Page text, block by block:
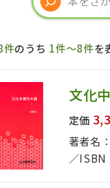
本
日
表
策
件のうち 1件～8件を
文化
定価
著者名
ISBN